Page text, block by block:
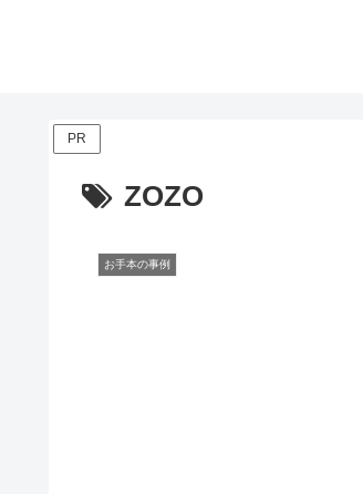
PR
ZOZO
お手本の事例